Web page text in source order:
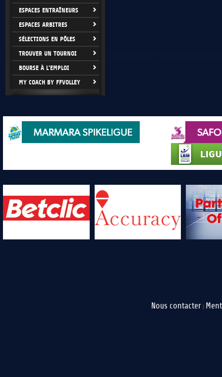
ESPACES ENTRAÎNEURS
ESPACES ARBITRES
SÉLECTIONS EN PÔLES
TROUVER UN TOURNOI
BOURSE À L'EMPLOI
MY COACH BY FFVOLLEY
Nous contacter |